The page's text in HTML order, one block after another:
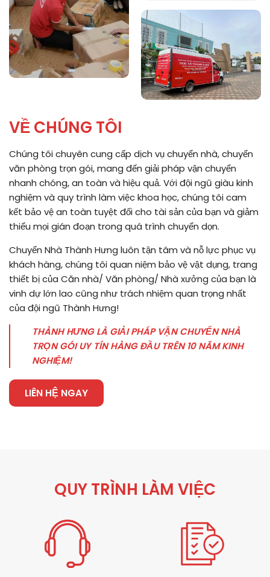
VỀ CHÚNG TÔI
Chúng tôi chuyên cung cấp dịch vụ chuyển nhà, chuyển
văn phòng trọn gói, mang đến giải pháp vận chuyển
nhanh chóng, an toàn và hiệu quả. Với đội ngũ giàu kinh
nghiệm và quy trình làm việc khoa học, chúng tôi cam
kết bảo vệ an toàn tuyệt đối cho tài sản của bạn và giảm
thiểu mọi gián đoạn trong quá trình chuyển dọn.
Chuyển Nhà Thành Hưng luôn tận tâm và nỗ lực phục vụ
khách hàng, chúng tôi quan niệm bảo vệ vật dụng, trang
thiết bị của Căn nhà/ Văn phòng/ Nhà xưởng của bạn là
vinh dự lớn lao cũng như trách nhiệm quan trọng nhất
của đội ngũ Thành Hưng!
THÀNH HƯNG LÀ GIẢI PHÁP VẬN CHUYỂN NHÀ
TRỌN GÓI UY TÍN HÀNG ĐẦU TRÊN 10 NĂM KINH
NGHIỆM!
LIÊN HỆ NGAY
QUY TRÌNH LÀM VIỆC